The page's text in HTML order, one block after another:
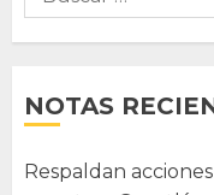
NOTAS
Respaldan